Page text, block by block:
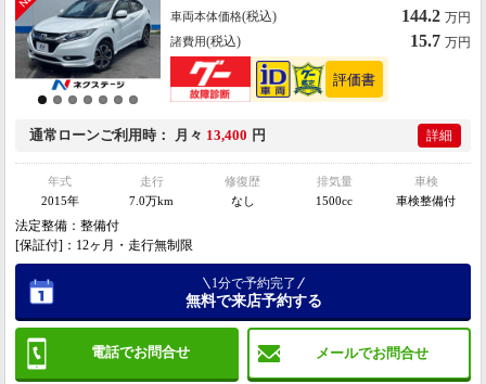
車両本体価格(税込) 144.2 万円
諸費用(税込) 15.7 万円
通常ローンご利用時 月々 13,400 円 詳細
年式
2015年
走行
7.0万km
修復歴
なし
排気量
1500cc
車検
車検整備付
法定整備：整備付
[保証付]：12ヶ月・走行無制限
電話でお問合せ メールでお問合せ
1分で予約完了
無料で来店予約する